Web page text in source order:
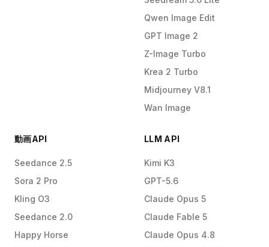
Qwen Image Edit
GPT Image 2
Z-Image Turbo
Krea 2 Turbo
Midjourney V8.1
Wan Image
動画API
Seedance 2.5
Sora 2 Pro
Kling O3
Seedance 2.0
Happy Horse
LLM API
Kimi K3
GPT-5.6
Claude Opus 5
Claude Fable 5
Claude Opus 4.8